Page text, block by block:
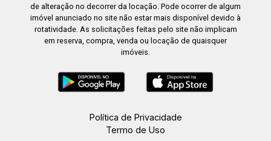
de alteração no decorrer da locação. Pode ocorrer de algum
imóvel anunciado no site não estar mais disponível devido à
rotatividade. As solicitações feitas pelo site não implicam
em reserva, compra, venda ou locação de quaisquer
imóveis.
Política de Privacidade
Termo de Uso